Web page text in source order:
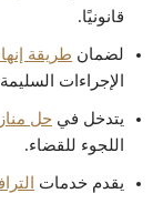
قانونيًا.
لضمان طريقة
الإجراءات
يتدخل في حل
اللجوء للقضاء.
يقدم خدمات